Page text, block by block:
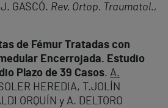
GASCÓ. Rev. Ortop. Traumatol.,
de Fémur Tratadas con
Encerrojada. Estudio
Plazo de 39 Casos. A.
HEREDIA, T.JOLÍN
ORQUÍN y A. DELTORO